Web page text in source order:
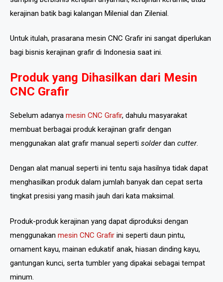
kerajinan batik bagi kalangan Milenial dan Zilenial.
Untuk itulah, prasarana mesin CNC Grafir ini sangat diperlukan
bagi bisnis kerajinan grafir di Indonesia saat ini.
Produk yang Dihasilkan dari Mesin
CNC Grafir
Sebelum adanya mesin CNC Grafir, dahulu masyarakat
membuat berbagai produk kerajinan grafir dengan
menggunakan alat grafir manual seperti solderdan cutter.
Dengan alat manual seperti ini tentu saja hasilnya tidak dapat
menghasilkan produk dalam jumlah banyak dan cepat serta
tingkat presisi yang masih jauh dari kata maksimal.
Produk-produk kerajinan yang dapat diproduksi dengan
menggunakan mesin CNC Grafir ini seperti daun pintu,
ornament kayu, mainan edukatif anak, hiasan dinding kayu,
gantungan kunci, serta tumbler yang dipakai sebagai tempat
minum.